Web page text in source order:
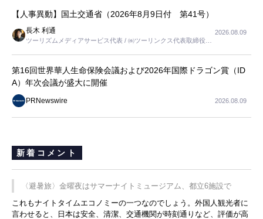
【人事異動】国土交通省（2026年8月9日付 第41号）
長木 利通
ツーリズムメディアサービス代表 / ㈱ツーリンクス代表取締役社
2026.08.09
第16回世界華人生命保険会議および2026年国際ドラゴン賞（ID
A）年次会議が盛大に開催
PRNewswire 2026.08.09
新着コメント
〈避暑旅〉金曜夜はサマーナイトミュージアム、都立6施設で
これもナイトタイムエコノミーの一つなのでしょう。外国人観光者に
言わせると、日本は安全、清潔、交通機関が時刻通りなど、評価が高